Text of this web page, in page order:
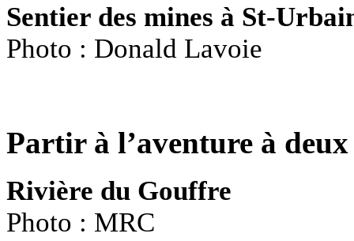
Sentier des mines à St-
Photo : Donald Lavoie
Partir à l’aventure à
Rivière du Gouffre
Photo : MRC